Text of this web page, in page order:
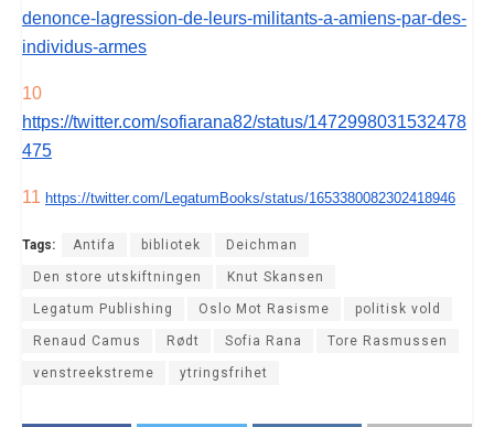
denonce-lagression-de-leurs-militants-a-amiens-par-des-
individus-armes
10
https://twitter.com/sofiarana82/status/1472998031532478
475
11 https://twitter.com/LegatumBooks/status/1653380082302418946
Tags: Antifa bibliotek Deichman
Den store utskiftningen Knut Skansen
Legatum Publishing Oslo Mot Rasisme politisk vold
Renaud Camus Rødt Sofia Rana Tore Rasmussen
venstreekstreme ytringsfrihet